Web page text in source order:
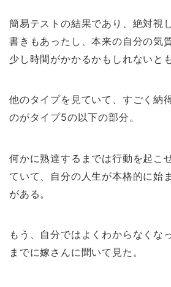
簡易テストの結果であり、絶対視
書きもあったし、本来の自分の気
少し時間がかかるかもしれないと
他のタイプを見ていて、すごく納
のがタイプ5の以下の部分。
何かに熟達するまでは行動を起こ
ていて、自分の人生が本格的に始
がある。
もう、自分ではよくわからなくな
までに嫁さんに聞いて見た。